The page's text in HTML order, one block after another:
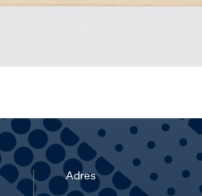
Adres